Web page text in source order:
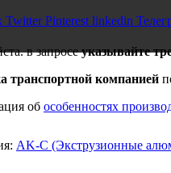
Twitter Pinterest linkedin
в запросеуказывайте
транспортной компанией
об особенностях
AK-C (Экструзионные